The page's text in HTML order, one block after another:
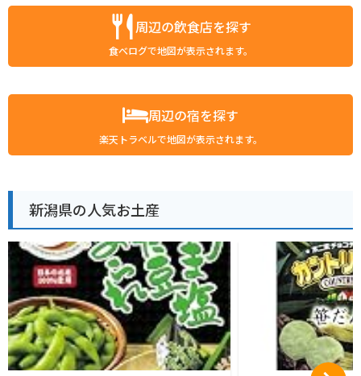
周辺の飲食店を探す
食べログで地図が表示されます。
周辺の宿を探す
楽天トラベルで地図が表示されます。
新潟県の人気お土産